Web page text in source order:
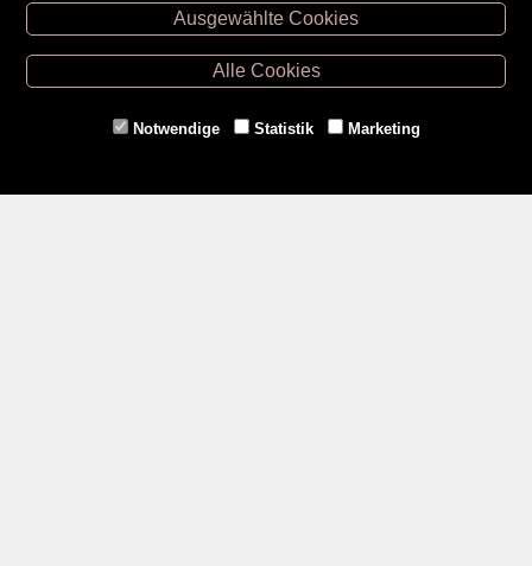
Retz -02942/20433
Hollabrunn -02952/30057
Eggenburg -02984/3836
Gmünd -
Ausgewählte Cookies
Alle Cookies
Notwendige Statistik Marketing